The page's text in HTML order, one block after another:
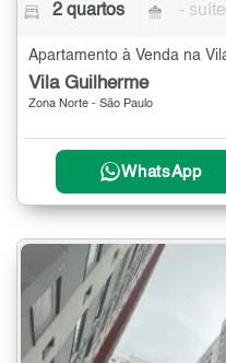
2 quartos - suíte
Apartamento à Venda na
Vila Guilherme
Zona Norte - São Paulo
WhatsApp